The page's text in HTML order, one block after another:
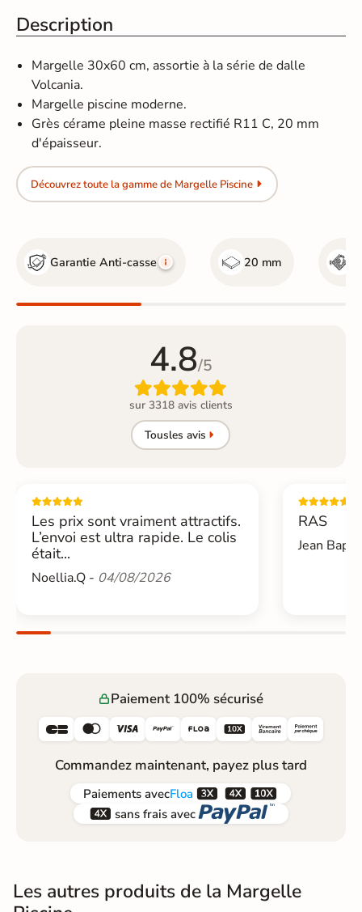
Description
Margelle 30x60 cm, assortie à la série de dalle
Volcania.
Margelle piscine moderne.
Grès cérame pleine masse rectifié R11 C, 20 mm
d'épaisseur.
Découvrez toute la gamme de Margelle Piscine
Garantie Anti-casse 20 mm
4.8/5

sur 3318 avis clients
Tousles avis
Les prix sont vraiment attractifs.
L’envoi est ultra rapide. Le colis
était...
Noellia.Q - 04/08/2026
RAS
Jean
Paiement 100% sécurisé
     
Commandez maintenant, payez plus tard
Paiements avecFloa  
 sans frais avec 
Les autres produits de la Margelle